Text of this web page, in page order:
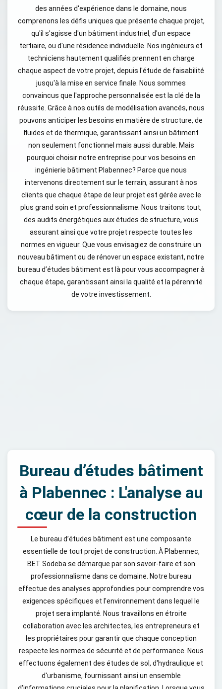
des années d'expérience dans le domaine, nous
comprenons les défis uniques que présente chaque projet,
qu'il s'agisse d'un bâtiment industriel, d'un espace
tertiaire, ou d'une résidence individuelle. Nos ingénieurs et
techniciens hautement qualifiés prennent en charge
chaque aspect de votre projet, depuis l'étude de faisabilité
jusqu'à la mise en service finale. Nous sommes
convaincus que l'approche personnalisée est la clé de la
réussite. Grâce à nos outils de modélisation avancés, nous
pouvons anticiper les besoins en matière de structure, de
fluides et de thermique, garantissant ainsi un bâtiment
non seulement fonctionnel mais aussi durable. Mais
pourquoi choisir notre entreprise pour vos besoins en
ingénierie bâtiment Plabennec? Parce que nous
intervenons directement sur le terrain, assurant à nos
clients que chaque étape de leur projet est gérée avec le
plus grand soin et professionnalisme. Nous traitons tout,
des audits énergétiques aux études de structure, vous
assurant ainsi que votre projet respecte toutes les
normes en vigueur. Que vous envisagiez de construire un
nouveau bâtiment ou de rénover un espace existant, notre
bureau d’études bâtiment est là pour vous accompagner à
chaque étape, garantissant ainsi la qualité et la pérennité
de votre investissement.
Bureau d’études bâtiment
à Plabennec : L'analyse au
cœur de la construction
Le bureau d’études bâtiment est une composante
essentielle de tout projet de construction. À Plabennec,
BET Sodeba se démarque par son savoir-faire et son
professionnalisme dans ce domaine. Notre bureau
effectue des analyses approfondies pour comprendre vos
exigences spécifiques et l'environnement dans lequel le
projet sera implanté. Nous travaillons en étroite
collaboration avec les architectes, les entrepreneurs et
les propriétaires pour garantir que chaque conception
respecte les normes de sécurité et de performance. Nous
effectuons également des études de sol, d'hydraulique et
d'urbanisme, fournissant ainsi un ensemble